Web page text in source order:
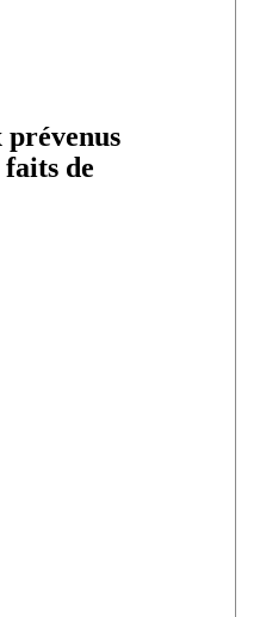
prévenus
de